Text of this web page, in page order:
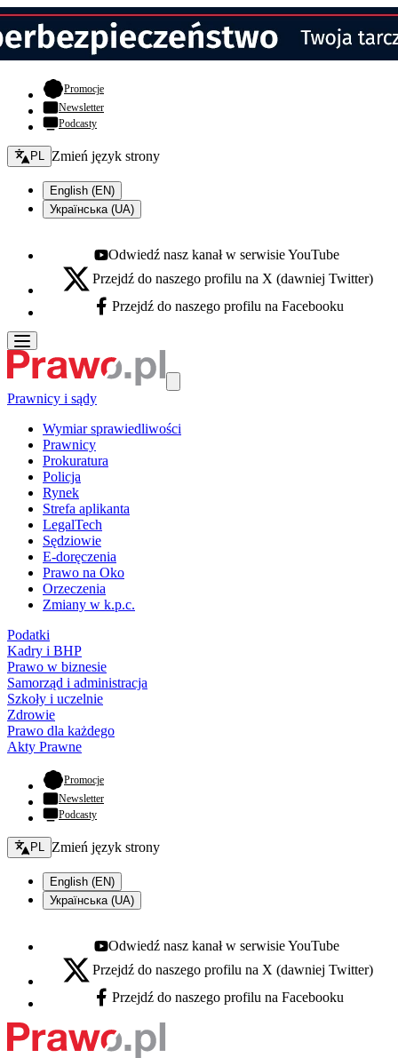
Promocje- otwiera się w nowej karcie
Newsletter
Podcasty
Zmień język - bieżący:
PL Zmień język strony
English (EN)
Українська (UA)
Youtube - otwiera się w nowej karcie
Odwiedź nasz kanał w serwisie YouTube
X - otwiera się w nowej karcie
Przejdź do naszego profilu na X (dawniej Twitter)
Facebook - otwiera się w nowej karcie
Przejdź do naszego profilu na Facebooku
Prawnicy i sądy
Wymiar sprawiedliwości
Prawnicy
Prokuratura
Policja
Rynek
Strefa aplikanta
LegalTech
Sędziowie
E-doręczenia
Prawo na Oko
Orzeczenia
Zmiany w k.p.c.
Podatki
Kadry i BHP
Prawo w biznesie
Samorząd i administracja
Szkoły i uczelnie
Zdrowie
Prawo dla każdego
Akty Prawne
Promocje- otwiera się w nowej karcie
Newsletter
Podcasty
Zmień język - bieżący:
PL Zmień język strony
English (EN)
Українська (UA)
Youtube - otwiera się w nowej karcie
Odwiedź nasz kanał w serwisie YouTube
X - otwiera się w nowej karcie
Przejdź do naszego profilu na X (dawniej Twitter)
Facebook - otwiera się w nowej karcie
Przejdź do naszego profilu na Facebooku